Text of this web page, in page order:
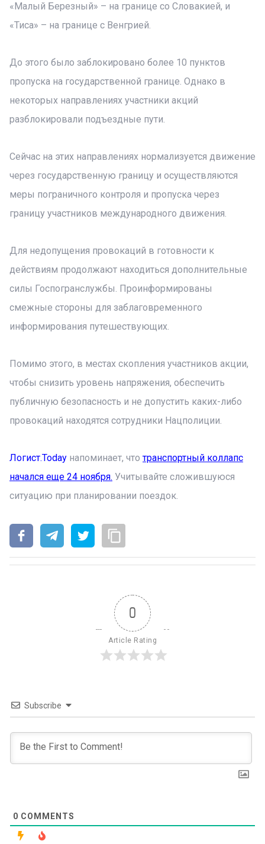
«Малый Березный» – на границе со Словакией, и
«Тиса» – на границе с Венгрией.
До этого было заблокировано более 10 пунктов
пропуска на государственной границе. Однако в
некоторых направлениях участники акций
разблокировали подъездные пути.
Сейчас на этих направлениях нормализуется движение
через государственную границу и осуществляются
меры пограничного контроля и пропуска через
границу участников международного движения.
Для недопущения провокаций в готовности к
действиям продолжают находиться дополнительные
силы Госпогранслужбы. Проинформированы
смежные стороны для заблаговременного
информирования путешествующих.
Помимо этого, в местах скопления участников акции,
чтобы снизить уровень напряжения, обеспечить
публичную безопасность и не допустить каких-либо
провокаций находятся сотрудники Нацполиции.
Логист.Today напоминает, чтотранспортный коллапс
начался еще 24 ноября. Учитывайте сложившуюся
ситуацию при планировании поездок.
0
Article Rating
Subscribe
0 COMMENTS